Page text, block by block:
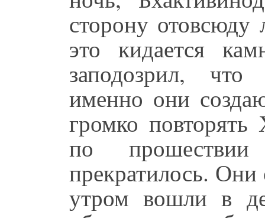
сторону отовсюду
это кидается
заподозрил,
именно они
громко
по
прекратилось.
утром вошли в